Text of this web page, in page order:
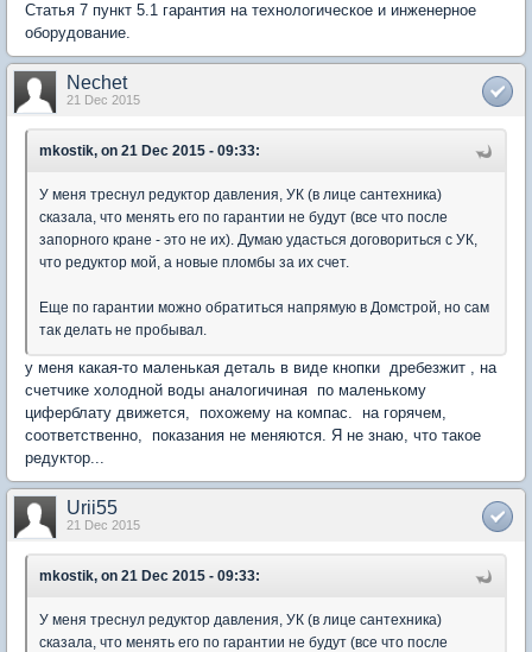
Статья 7 пункт 5.1 гарантия на технологическое и инженерное
оборудование.
Nechet
21 Dec 2015
mkostik, on 21 Dec 2015 - 09:33:
У меня треснул редуктор давления, УК (в лице сантехника)
сказала, что менять его по гарантии не будут (все что после
запорного кране - это не их). Думаю удасться договориться с УК,
что редуктор мой, а новые пломбы за их счет.
Еще по гарантии можно обратиться напрямую в Домстрой, но сам
так делать не пробывал.
у меня какая-то маленькая деталь в виде кнопки дребезжит , на
счетчике холодной воды аналогичиная по маленькому
циферблату движется, похожему на компас. на горячем,
соответственно, показания не меняются. Я не знаю, что такое
редуктор...
Urii55
21 Dec 2015
mkostik, on 21 Dec 2015 - 09:33:
У меня треснул редуктор давления, УК (в лице сантехника)
сказала, что менять его по гарантии не будут (все что после